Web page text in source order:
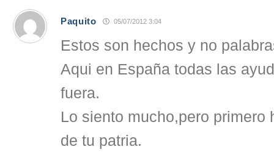
Paquito 05/07/2012 3:04
Estos son hechos y no
Aqui en España todas las
fuera.
Lo siento mucho,pero primero
de tu patria.